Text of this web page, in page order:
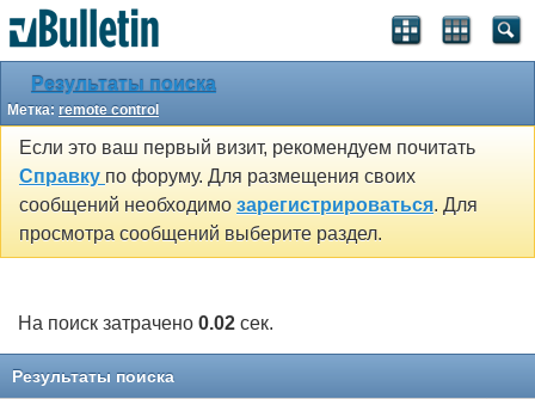
Результаты поиска
Метка: remote control
Если это ваш первый визит, рекомендуем почитать
Справку по форуму. Для размещения своих
сообщений необходимо зарегистрироваться. Для
просмотра сообщений выберите раздел.
На поиск затрачено 0.02 сек.
Результаты поиска